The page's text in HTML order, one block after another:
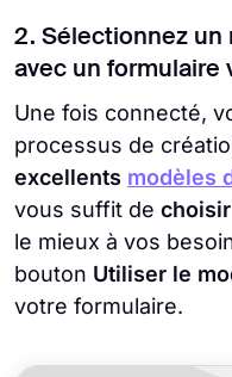
2. Sélectionnez un
avec un formulaire
Une fois connecté,
processus de
excellents modèles
vous suffit de
le mieux à vos
bouton Utiliser le
votre formulaire.